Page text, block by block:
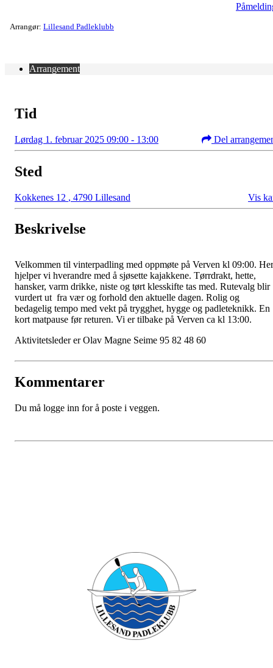
Arrangør: Lillesand Padleklubb
Arrangement
Tid
Lørdag 1. februar 2025 09:00 - 13:00 Del
Sted
Kokkenes 12 , 4790 Lillesand Vis
Beskrivelse
Velkommen til vinterpadling med oppmøte på Verven kl 09:00. Her
hjelper vi hverandre med å sjøsette kajakkene. Tørrdrakt, hette,
hansker, varm drikke, niste og tørt klesskifte tas med. Rutevalg blir
vurdert ut fra vær og forhold den aktuelle dagen. Rolig og
bedagelig tempo med vekt på trygghet, hygge og padleteknikk. En
kort matpause før returen. Vi er tilbake på Verven ca kl 13:00.
Aktivitetsleder er Olav Magne Seime 95 82 48 60
Kommentarer
Du må logge inn for å poste i veggen.